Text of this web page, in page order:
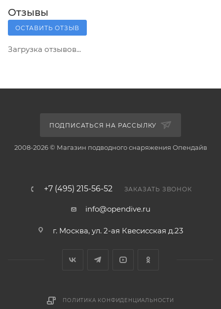
Отзывы
ОСТАВИТЬ ОТЗЫВ
Загрузка отзывов...
ПОДПИСАТЬСЯ НА РАССЫЛКУ
2008-2026 © Магазин подводного снаряжения Опендайв
+7 (495) 215-56-52 ЗАКАЗАТЬ ЗВОНОК
info@opendive.ru
г. Москва, ул. 2-ая Квесисская д.23
ПОЛИТИКА КОНФИДЕНЦИАЛЬНОСТИ